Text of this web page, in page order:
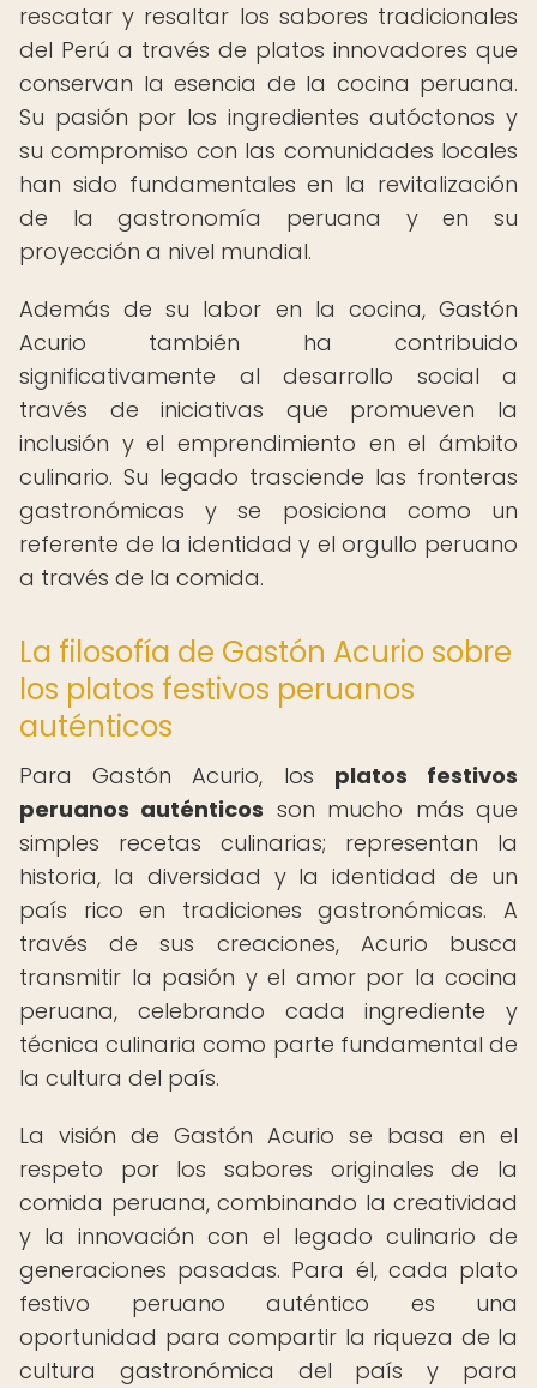
rescatar y resaltar los sabores tradicionales
del Perú a través de platos innovadores que
conservan la esencia de la cocina peruana.
Su pasión por los ingredientes autóctonos y
su compromiso con las comunidades locales
han sido fundamentales en la revitalización
de la gastronomía peruana y en su
proyección a nivel mundial.
Además de su labor en la cocina, Gastón
Acurio también ha contribuido
significativamente al desarrollo social a
través de iniciativas que promueven la
inclusión y el emprendimiento en el ámbito
culinario. Su legado trasciende las fronteras
gastronómicas y se posiciona como un
referente de la identidad y el orgullo peruano
a través de la comida.
La filosofía de Gastón Acurio sobre
los platos festivos peruanos
auténticos
Para Gastón Acurio, los platos festivos
peruanos auténticos son mucho más que
simples recetas culinarias; representan la
historia, la diversidad y la identidad de un
país rico en tradiciones gastronómicas. A
través de sus creaciones, Acurio busca
transmitir la pasión y el amor por la cocina
peruana, celebrando cada ingrediente y
técnica culinaria como parte fundamental de
la cultura del país.
La visión de Gastón Acurio se basa en el
respeto por los sabores originales de la
comida peruana, combinando la creatividad
y la innovación con el legado culinario de
generaciones pasadas. Para él, cada plato
festivo peruano auténtico es una
oportunidad para compartir la riqueza de la
cultura gastronómica del país y para